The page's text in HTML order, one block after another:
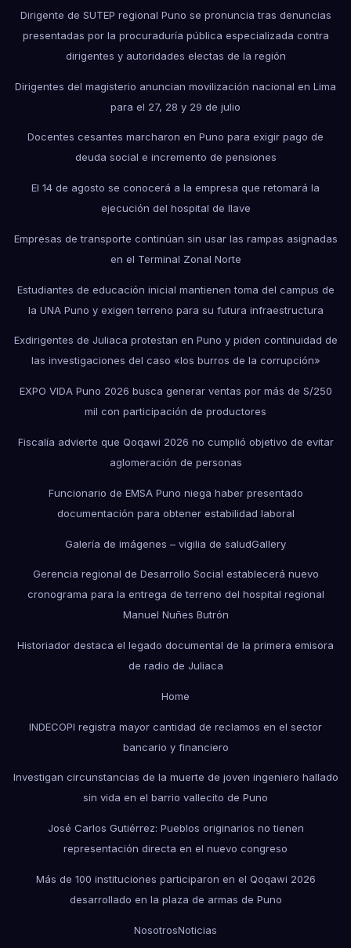
Dirigente de SUTEP regional Puno se pronuncia tras denuncias
presentadas por la procuraduría pública especializada contra
dirigentes y autoridades electas de la región
Dirigentes del magisterio anuncian movilización nacional en Lima
para el 27, 28 y 29 de julio
Docentes cesantes marcharon en Puno para exigir pago de
deuda social e incremento de pensiones
El 14 de agosto se conocerá a la empresa que retomará la
ejecución del hospital de Ilave
Empresas de transporte continúan sin usar las rampas asignadas
en el Terminal Zonal Norte
Estudiantes de educación inicial mantienen toma del campus de
la UNA Puno y exigen terreno para su futura infraestructura
Exdirigentes de Juliaca protestan en Puno y piden continuidad de
las investigaciones del caso «los burros de la corrupción»
EXPO VIDA Puno 2026 busca generar ventas por más de S/250
mil con participación de productores
Fiscalía advierte que Qoqawi 2026 no cumplió objetivo de evitar
aglomeración de personas
Funcionario de EMSA Puno niega haber presentado
documentación para obtener estabilidad laboral
Galería de imágenes – vigilia de saludGallery
Gerencia regional de Desarrollo Social establecerá nuevo
cronograma para la entrega de terreno del hospital regional
Manuel Nuñes Butrón
Historiador destaca el legado documental de la primera emisora
de radio de Juliaca
Home
INDECOPI registra mayor cantidad de reclamos en el sector
bancario y financiero
Investigan circunstancias de la muerte de joven ingeniero hallado
sin vida en el barrio vallecito de Puno
José Carlos Gutiérrez: Pueblos originarios no tienen
representación directa en el nuevo congreso
Más de 100 instituciones participaron en el Qoqawi 2026
desarrollado en la plaza de armas de Puno
NosotrosNoticias